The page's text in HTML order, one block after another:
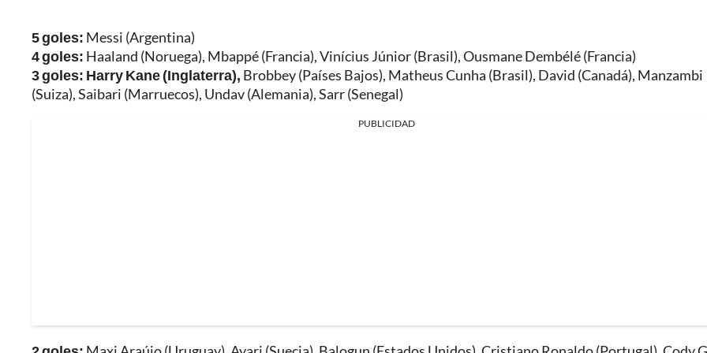
5 goles: Messi (Argentina)
4 goles: Haaland (Noruega), Mbappé (Francia), Vinícius Júnior (Brasil),Ousmane Dembélé (Francia)
3 goles: Harry Kane (Inglaterra), Brobbey (Países Bajos), Matheus Cunha (Brasil), David (Canadá), Manzambi
(Suiza), Saibari (Marruecos), Undav (Alemania), Sarr (Senegal)
PUBLICIDAD